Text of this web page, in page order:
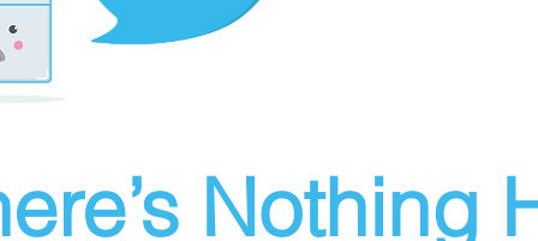
Nothing